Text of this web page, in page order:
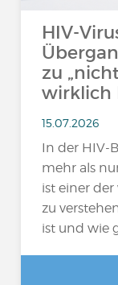
HIV-
zu
wirklich
15.07.2026
In der HIV-
mehr als
ist einer
zu
ist und wie